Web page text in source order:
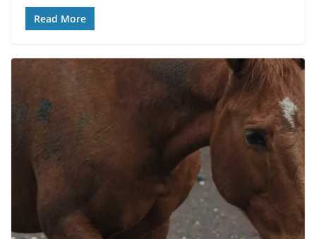
Read More